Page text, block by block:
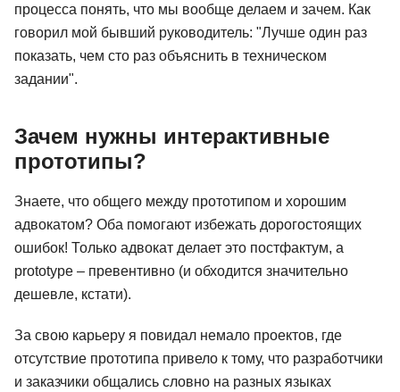
процесса понять, что мы вообще делаем и зачем. Как
говорил мой бывший руководитель: "Лучше один раз
показать, чем сто раз объяснить в техническом
задании".
Зачем нужны интерактивные
прототипы?
Знаете, что общего между прототипом и хорошим
адвокатом? Оба помогают избежать дорогостоящих
ошибок! Только адвокат делает это постфактум, а
prototype – превентивно (и обходится значительно
дешевле, кстати).
За свою карьеру я повидал немало проектов, где
отсутствие прототипа привело к тому, что разработчики
и заказчики общались словно на разных языках